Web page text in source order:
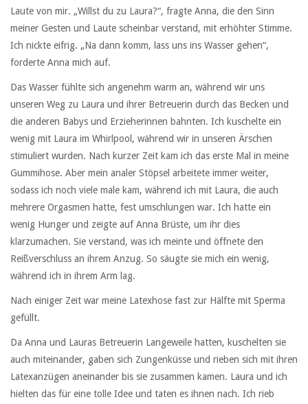
Laute von mir. „Willst du zu Laura?“, fragte Anna, die den Sinn
meiner Gesten und Laute scheinbar verstand, mit erhöhter Stimme.
Ich nickte eifrig. „Na dann komm, lass uns ins Wasser gehen“,
forderte Anna mich auf.
Das Wasser fühlte sich angenehm warm an, während wir uns
unseren Weg zu Laura und ihrer Betreuerin durch das Becken und
die anderen Babys und Erzieherinnen bahnten. Ich kuschelte ein
wenig mit Laura im Whirlpool, während wir in unseren Ärschen
stimuliert wurden. Nach kurzer Zeit kam ich das erste Mal in meine
Gummihose. Aber mein analer Stöpsel arbeitete immer weiter,
sodass ich noch viele male kam, während ich mit Laura, die auch
mehrere Orgasmen hatte, fest umschlungen war. Ich hatte ein
wenig Hunger und zeigte auf Anna Brüste, um ihr dies
klarzumachen. Sie verstand, was ich meinte und öffnete den
Reißverschluss an ihrem Anzug. So säugte sie mich ein wenig,
während ich in ihrem Arm lag.
Nach einiger Zeit war meine Latexhose fast zur Hälfte mit Sperma
gefüllt.
Da Anna und Lauras Betreuerin Langeweile hatten, kuschelten sie
auch miteinander, gaben sich Zungenküsse und rieben sich mit ihren
Latexanzügen aneinander bis sie zusammen kamen. Laura und ich
hielten das für eine tolle Idee und taten es ihnen nach. Ich rieb